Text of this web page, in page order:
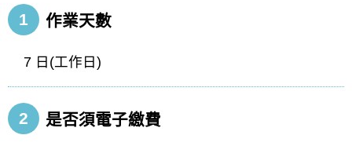
1 作業天數
7 日(工作日)
2 是否須電子繳費